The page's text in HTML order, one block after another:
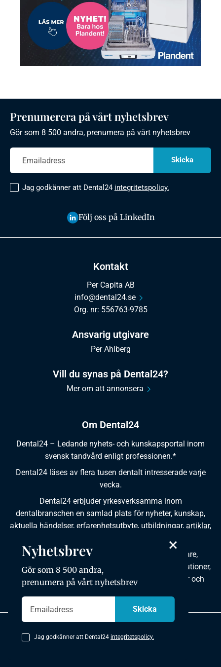
Om Dental24
Dental24 – Ledande nyhets- och kunskapsportal inom
svensk tandvård enligt professionen.*
Dental24 läses av flera tusen dentalt intresserade varje
vecka.
Dental24 erbjuder yrkesverksamma inom
dentalbranschen en samlad plats för nyheter, kunskap,
aktuella händelser, erfarenhetsutbyte, utbildningar, artiklar,
Dental24 produceras i samverkan med tandläkare,
tandhygienister, tandsköterskor, tandtekniker, institutioner,
kursgivare, föreningar, organisationer, leverantörer och
Kontakt
Per Capita AB
info@dental24.se
Org. nr: 556763-9785
Ansvarig utgivare
Per Ahlberg
Vill du synas på Dental24?
Mer om att annonsera
Prenumerera på vårt nyhetsbrev
Gör som 8 500 andra, prenumera på vårt nyhetsbrev
Jag godkänner att Dental24 integritetspolicy.
Följ oss på LinkedIn
Copyright © 2026 Dental24. All rights reserved.
×
Nyhetsbrev
Gör som 8 500 andra,
prenumera på vårt nyhetsbrev
Jag godkänner att Dental24 integritetspolicy.